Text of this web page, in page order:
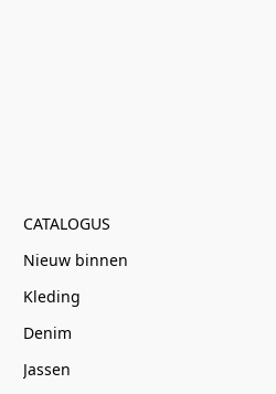
CATALOGUS
Nieuw binnen
Kleding
Denim
Jassen